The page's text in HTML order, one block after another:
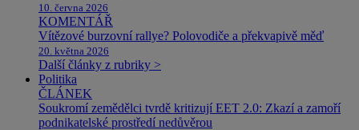
10. června 2026
KOMENTÁŘ
Vítězové burzovní rallye? Polovodiče a překvapivě měď
20. května 2026
Další články z rubriky >
Politika
ČLÁNEK
Soukromí zemědělci tvrdě kritizují EET 2.0: Zkazí a zamoří
podnikatelské prostředí nedůvěrou